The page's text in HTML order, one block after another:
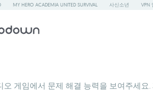
MY HERO ACADEMIA UNITED SURVIVAL 사신소년 VPN
오 게임에서 문제 해결 능력을 보여주세